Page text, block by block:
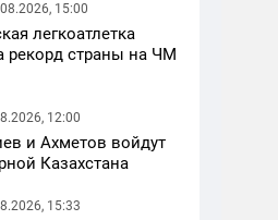
15:00
легкоатлетка
рекорд страны на ЧМ
12:00
и Ахметов войдут
Казахстана
15:33